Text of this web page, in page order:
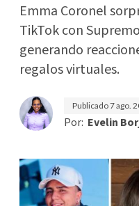
Emma Coronel
TikTok con
generando
regalos virtuales.
Publicado7 ago.
Por: Evelin